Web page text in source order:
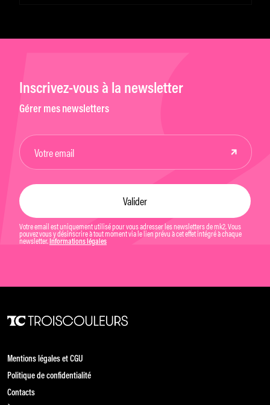
Inscrivez-vous à la newsletter
Gérer mes newsletters
Votre email est uniquement utilisé pour vous adresser les newsletters de mk2. Vous
pouvez vous y désinscrire à tout moment via le lien prévu à cet effet intégré à chaque
newsletter. Informations légales
Mentions légales et CGU
Politique de confidentialité
Contacts